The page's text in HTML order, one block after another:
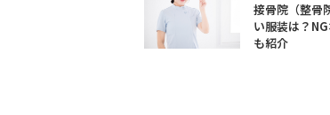
接骨院（整骨
い服装は？
も紹介